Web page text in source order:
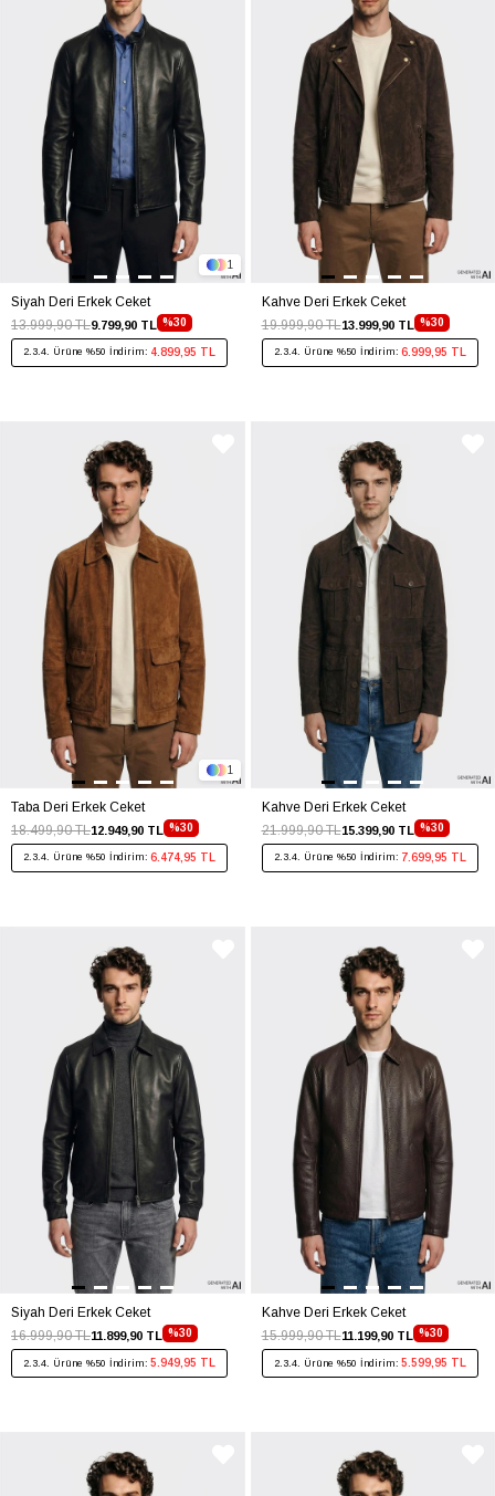
Siyah Deri Erkek Ceket
%30
9.799,90 TL
13.999,90 TL
2.3.4. Ürüne %50 İndirim: 4.899,95 TL
1
Kahve Deri Erkek Ceket
%30
13.999,90 TL
19.999,90 TL
2.3.4. Ürüne %50 İndirim: 6.999,95 TL
Taba Deri Erkek Ceket
%30
12.949,90 TL
18.499,90 TL
2.3.4. Ürüne %50 İndirim: 6.474,95 TL
1
Kahve Deri Erkek Ceket
%30
15.399,90 TL
21.999,90 TL
2.3.4. Ürüne %50 İndirim: 7.699,95 TL
Siyah Deri Erkek Ceket
%30
11.899,90 TL
16.999,90 TL
2.3.4. Ürüne %50 İndirim: 5.949,95 TL
Kahve Deri Erkek Ceket
%30
11.199,90 TL
15.999,90 TL
2.3.4. Ürüne %50 İndirim: 5.599,95 TL